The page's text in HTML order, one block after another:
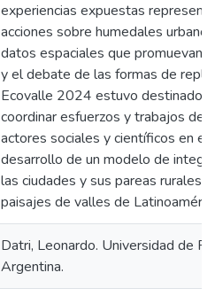
experiencias expuestas
acciones sobre humedales
datos espaciales que promuevan
y el debate de las formas de
Ecovalle 2024 estuvo destinado a
coordinar esfuerzos y trabajos de
actores sociales y científicos en el
desarrollo de un modelo de
las ciudades y sus pareas rurales
paisajes de valles de
Datri, Leonardo. Universidad de
Argentina.